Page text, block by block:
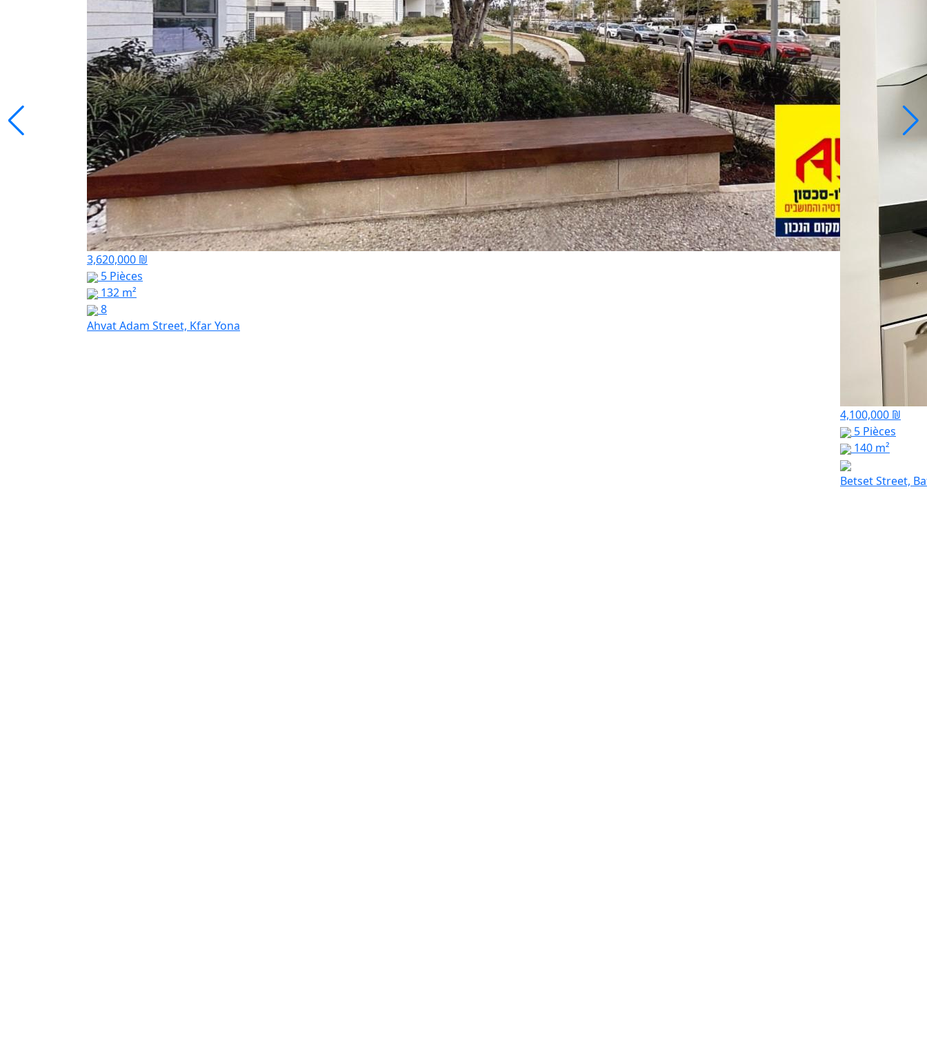
3,620,000 ₪
5 Pièces
132 m²
8
Ahvat Adam Street, Kfar Yona
4,100,000 ₪
5 Pièces
140 m²
Betset Street,